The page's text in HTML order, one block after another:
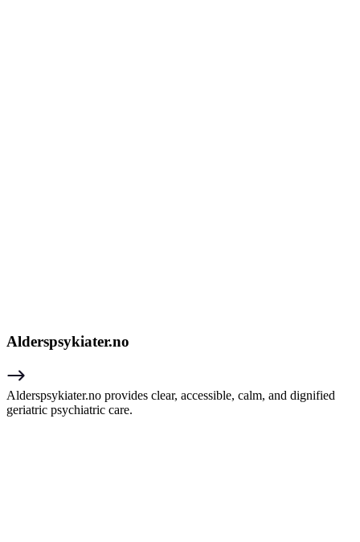
Alderspsykiater.no
Alderspsykiater.no provides clear, accessible, calm, and dignified
geriatric psychiatric care.